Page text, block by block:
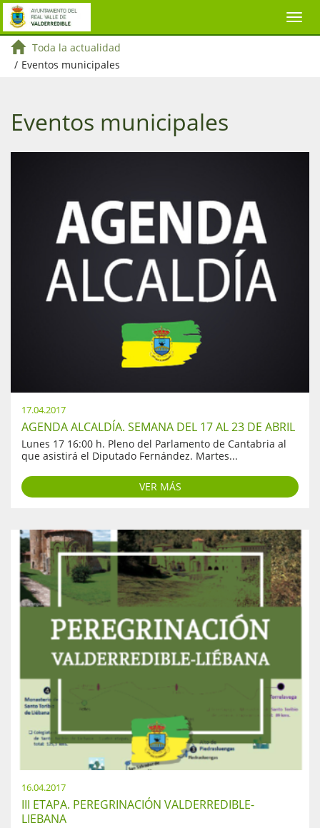
Toda la actualidad
/ Eventos municipales
Eventos municipales
17.04.2017
AGENDA ALCALDÍA. SEMANA DEL 17 AL 23 DE ABRIL
Lunes 17 16:00 h. Pleno del Parlamento de Cantabria al
que asistirá el Diputado Fernández. Martes...
VER MÁS
16.04.2017
III ETAPA. PEREGRINACIÓN VALDERREDIBLE-
LIEBANA